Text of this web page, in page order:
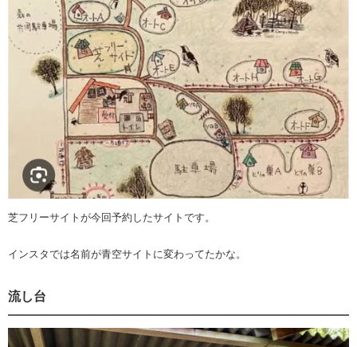
芝フリーサイトが今回予約したサイトです。
インスタでは名前が青空サイトに変わってたかな。
流し台